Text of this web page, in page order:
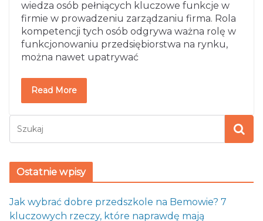
wiedza osób pełniących kluczowe funkcje w
firmie w prowadzeniu zarządzaniu firma. Rola
kompetencji tych osób odgrywa ważna rolę w
funkcjonowaniu przedsiębiorstwa na rynku,
można nawet upatrywać
Read More
Ostatnie wpisy
Jak wybrać dobre przedszkole na Bemowie? 7
kluczowych rzeczy, które naprawdę mają